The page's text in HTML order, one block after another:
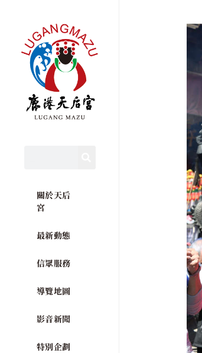
關於天后
宮
最新動態
信眾服務
導覽地圖
影音新聞
特別企劃